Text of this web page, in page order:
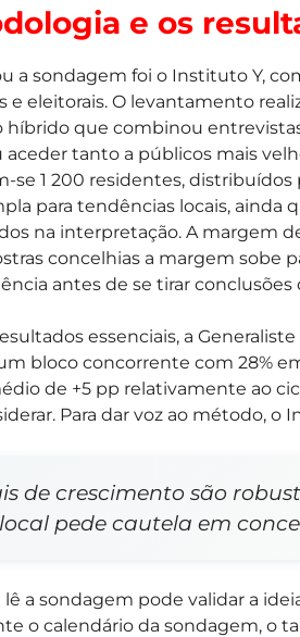
e os
a sondagem foi o Instituto Y,
e eleitorais. O levantamento
que combinou
tanto a públicos mais
se 1 200 residentes,
para tendências locais, ainda
na interpretação. A margem
concelhias a margem sobe
antes de se tirar conclusões
essenciais, a
bloco concorrente com 28%
de +5 pp relativamente ao
Para dar voz ao método,
de crescimento são
pede cautela em
a sondagem pode validar a
o calendário da sondagem, o